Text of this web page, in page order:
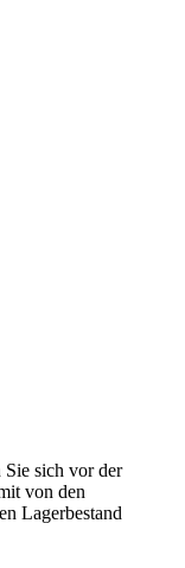
sich vor der
von den
Lagerbestand